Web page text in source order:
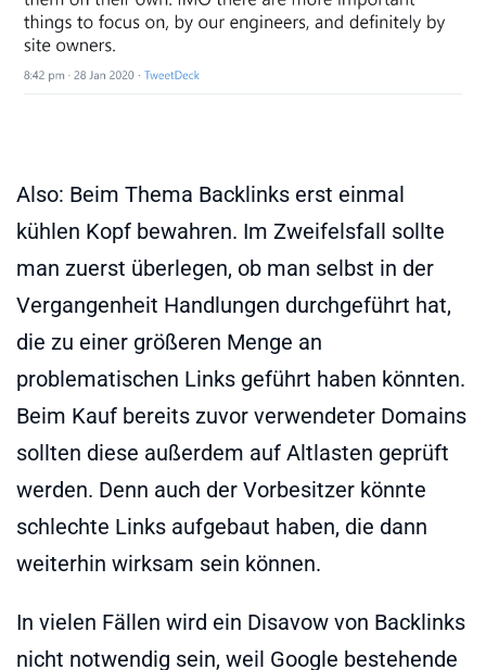
Also: Beim Thema Backlinks erst einmal
kühlen Kopf bewahren. Im Zweifelsfall sollte
man zuerst überlegen, ob man selbst in der
Vergangenheit Handlungen durchgeführt hat,
die zu einer größeren Menge an
problematischen Links geführt haben könnten.
Beim Kauf bereits zuvor verwendeter Domains
sollten diese außerdem auf Altlasten geprüft
werden. Denn auch der Vorbesitzer könnte
schlechte Links aufgebaut haben, die dann
weiterhin wirksam sein können.
In vielen Fällen wird ein Disavow von Backlinks
nicht notwendig sein, weil Google bestehende